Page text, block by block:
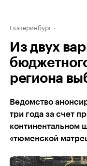
Екатеринбург
Из двух
региона
Ведомство
три года за счет
континентальном
«тюменской